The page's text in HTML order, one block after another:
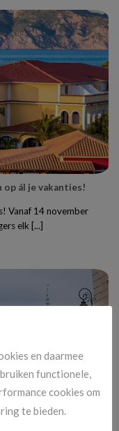
op ál je vakanties!
Vanaf 14 november
elk [...]
en daarmee
functionele,
cookies om
te bieden.